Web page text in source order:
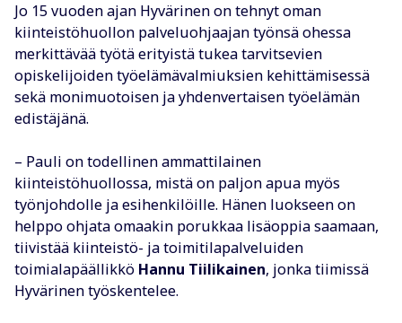
Jo 15 vuoden ajan Hyvärinen on tehnyt oman
kiinteistöhuollon palveluohjaajan työnsä ohessa
merkittävää työtä erityistä tukea tarvitsevien
opiskelijoiden työelämävalmiuksien kehittämisessä
sekä monimuotoisen ja yhdenvertaisen työelämän
edistäjänä.
– Pauli on todellinen ammattilainen
kiinteistöhuollossa, mistä on paljon apua myös
työnjohdolle ja esihenkilöille. Hänen luokseen on
helppo ohjata omaakin porukkaa lisäoppia saamaan,
tiivistää kiinteistö- ja toimitilapalveluiden
toimialapäällikkö Hannu Tiilikainen, jonka tiimissä
Hyvärinen työskentelee.